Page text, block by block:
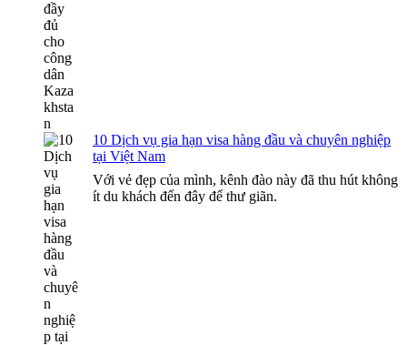
công
dân
Kazakhstan
10 Dịch vụ gia hạn visa hàng đầu và chuyên nghiệp
tại Việt Nam
Với vẻ đẹp của mình, kênh đào này đã thu hút không
ít du khách đến đây để thư giãn.